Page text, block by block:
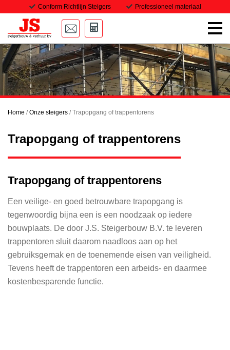
Home
Onze steigers
Transport
Downloads
Contact
Conform Richtlijn Steigers Professioneel materiaal
Home /Onze steigers /Trapopgang of trappentorens
Trapopgang of trappentorens
Trapopgang of trappentorens
Een veilige- en goed betrouwbare trapopgang is
tegenwoordig bijna een is een noodzaak op iedere
bouwplaats. De door J.S. Steigerbouw B.V. te leveren
trappentoren sluit daarom naadloos aan op het
gebruiksgemak en de toenemende eisen van veiligheid.
Tevens heeft de trappentoren een arbeids- en daarmee
kostenbesparende functie.